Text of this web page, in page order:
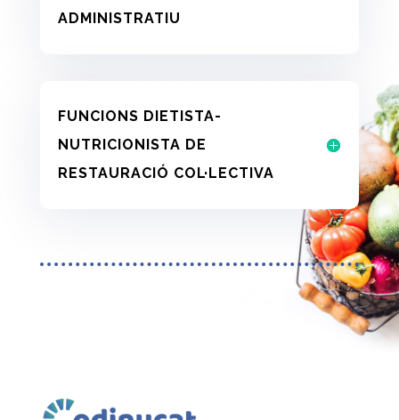
ADMINISTRATIU
FUNCIONS DIETISTA-
NUTRICIONISTA DE
RESTAURACIÓ COL·LECTIVA